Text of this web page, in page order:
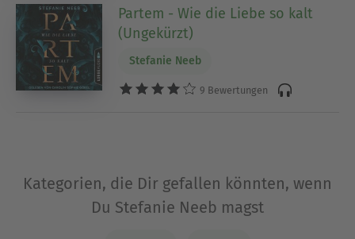
Partem - Wie die Liebe so kalt
(Ungekürzt)
Stefanie Neeb
9 Bewertungen
Kategorien, die Dir gefallen könnten, wenn
Du Stefanie Neeb magst